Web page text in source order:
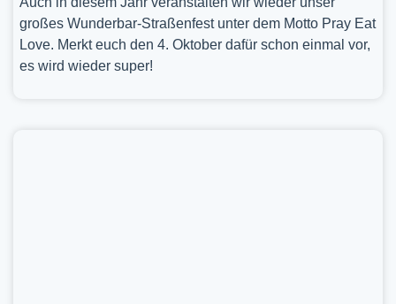
großes Wunderbar-Straßenfest unter dem Motto Pray Eat
Love. Merkt euch den 4. Oktober dafür schon einmal vor,
es wird wieder super!